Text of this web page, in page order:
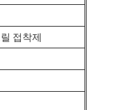
접착제